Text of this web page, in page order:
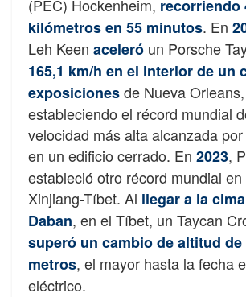
(PEC) Hockenheim, recorriendo
kilómetros en 55 minutos. En
Leh Keen aceleró un Porsche
165,1 km/h en el interior de un
exposicionesde Nueva Orleans,
estableciendo el récord mundial
velocidad más alta alcanzada
en un edificio cerrado. En 2023,
estableció otro récord mundial
Xinjiang-Tíbet. Al llegar a la
Daban, en el Tíbet, un Taycan
superó un cambio de altitud de
metros, el mayor hasta la fecha
eléctrico.